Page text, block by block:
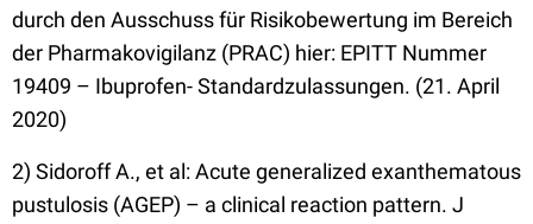
durch den Ausschuss für Risikobewertung im Bereich
der Pharmakovigilanz (PRAC) hier: EPITT Nummer
19409 – Ibuprofen- Standardzulassungen. (21. April
2020)
2) Sidoroff A., et al: Acute generalized exanthematous
pustulosis (AGEP) – a clinical reaction pattern. J